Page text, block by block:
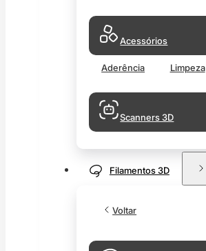
Acessórios
Aderência Limpeza
Scanners 3D
Filamentos 3D
Voltar